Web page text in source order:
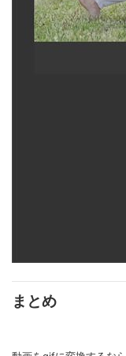
まとめ